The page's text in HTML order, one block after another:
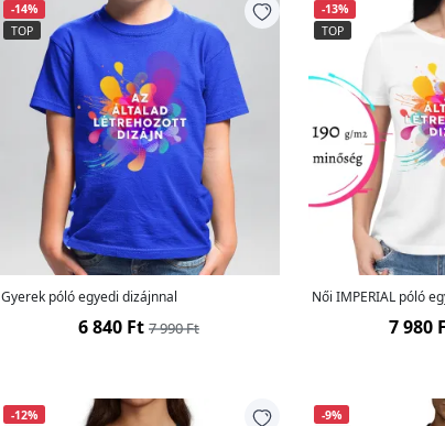
-14%
TOP
Gyerek póló egyedi dizájnnal
6 840 Ft 7 990 Ft
-13%
TOP
Női IMPERIAL póló
7 980
-12%
-9%